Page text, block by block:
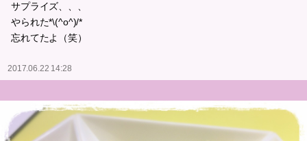
サプライズ、、、
やられた*\(^o^)/*
忘れてたよ（笑）
2017.06.22 14:28